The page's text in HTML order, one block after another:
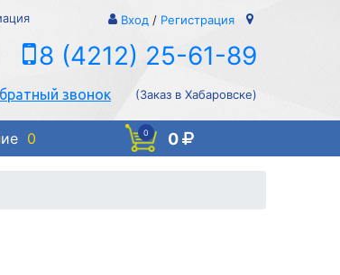
Вход / Регистрация
8 (4212) 25-61-89
звонок (Заказ в Хабаровске)
0 0 0